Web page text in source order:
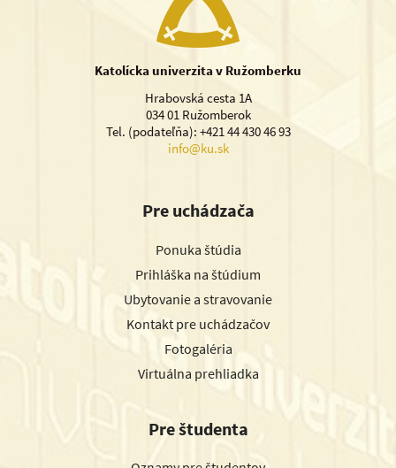
Katolícka univerzita v Ružomberku
Hrabovská cesta 1A
034 01 Ružomberok
Tel. (podateľňa): +421 44 430 46 93
info@ku.sk
Pre uchádzača
Ponuka štúdia
Prihláška na štúdium
Ubytovanie a stravovanie
Kontakt pre uchádzačov
Fotogaléria
Virtuálna prehliadka
Pre študenta